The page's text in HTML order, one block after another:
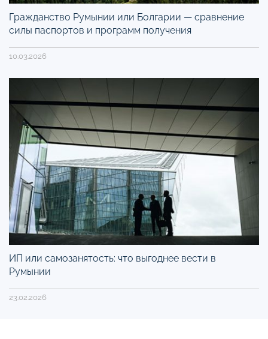
Гражданство Румынии или Болгарии — сравнение
силы паспортов и программ получения
10.03.2026
ИП или самозанятость: что выгоднее вести в
Румынии
23.02.2026